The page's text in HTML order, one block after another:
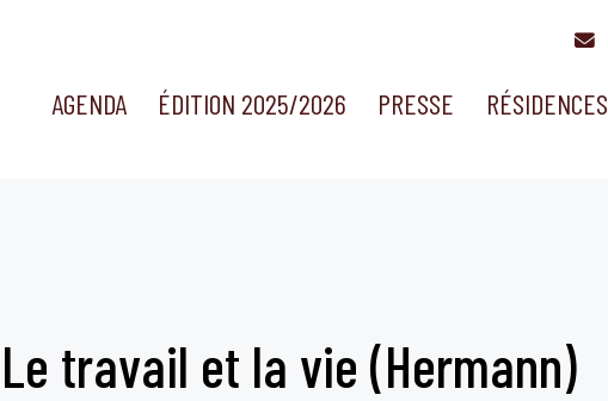
AGENDA ÉDITION 2025/2026 PRESSE RÉSIDENCES
Le travail et la vie (Hermann)